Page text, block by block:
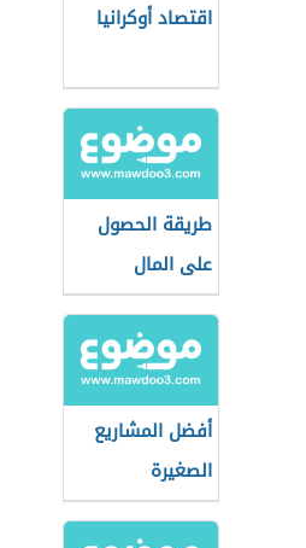
اقتصاد أوكرانيا
طريقة الحصول
على المال
أفضل المشاريع
الصغيرة